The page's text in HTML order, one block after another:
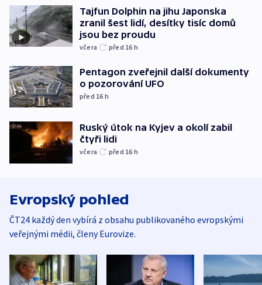
Tajfun Dolphin na jihu Japonska
zranil šest lidí, desítky tisíc domů
jsou bez proudu
včera před 16 h
Pentagon zveřejnil další dokumenty
o pozorování UFO
před 16 h
Ruský útok na Kyjev a okolí zabil
čtyři lidi
včera před 16 h
Evropský pohled
ČT24 každý den vybírá z obsahu publikovaného evropskými
veřejnými médii, členy Eurovize.